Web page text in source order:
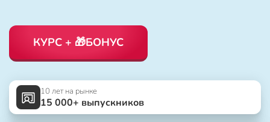
КУРС + 🎁БОНУС
10 лет на рынке
15 000+ выпускников